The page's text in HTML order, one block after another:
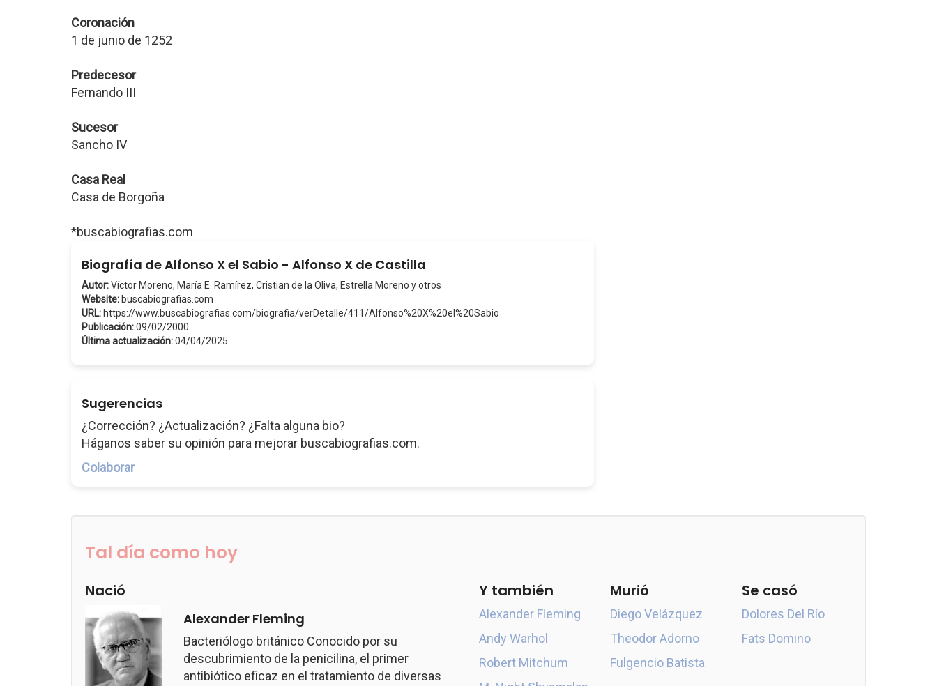
Coronación
1 de junio de 1252
Predecesor
Fernando III
Sucesor
Sancho IV
Casa Real
Casa de Borgoña
*buscabiografias.com
Biografía de Alfonso X el Sabio - Alfonso X de Castilla
Autor:Víctor Moreno, María E. Ramírez, Cristian de la Oliva, Estrella Moreno y otros
Website: buscabiografias.com
URL: https://www.buscabiografias.com/biografia/verDetalle/411/Alfonso%20X%20el%20Sabio
Publicación:09/02/2000
Última actualización:04/04/2025
Sugerencias
¿Corrección? ¿Actualización? ¿Falta alguna bio?
Háganos saber su opinión para mejorar buscabiografias.com.
Colaborar
Tal día como hoy
Nació
Alexander Fleming
Bacteriólogo británico Conocido por su
descubrimiento de la penicilina, el primer
antibiótico eficaz en el tratamiento de diversas
Y también
Alexander Fleming
Andy Warhol
Robert Mitchum
Murió
Diego Velázquez
Theodor Adorno
Fulgencio Batista
Se casó
Dolores Del Río
Fats Domino